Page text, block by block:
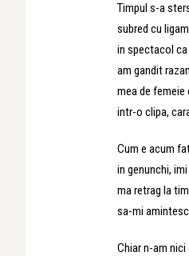
Timpul s-a
subred cu
in spectacol
am gandit
mea de
intr-o clipa,
Cum e acum
in genunchi,
ma retrag la
sa-mi
Chiar n-am